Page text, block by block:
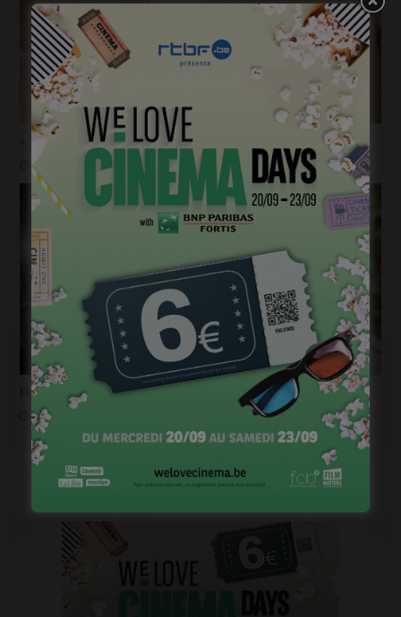
« 1985 »: 5mn avec Tijmen Govaerts
janvier 19, 2023
Flashback 2022/ Flashforward 2023: Raphaël Balboni
janvier 6, 2023